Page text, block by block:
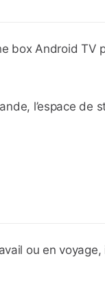
box Android TV
l’espace de
ou en